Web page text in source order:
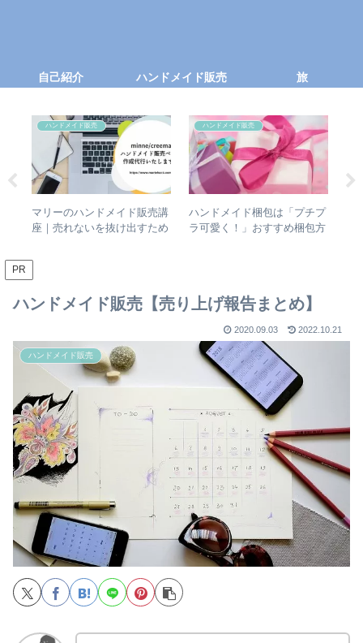
自己紹介 ハンドメイド販売 旅
ハンドメイド販売
マリーのハンドメイド販売講
座｜売れないを抜け出すため
案内
ハンドメイド販売
ハンドメイド梱包は「プチプ
ラ可愛く！」おすすめ梱包方
PR
ハンドメイド販売【売り上げ報告まとめ】
2020.09.03 2022.10.21
ハンドメイド販売